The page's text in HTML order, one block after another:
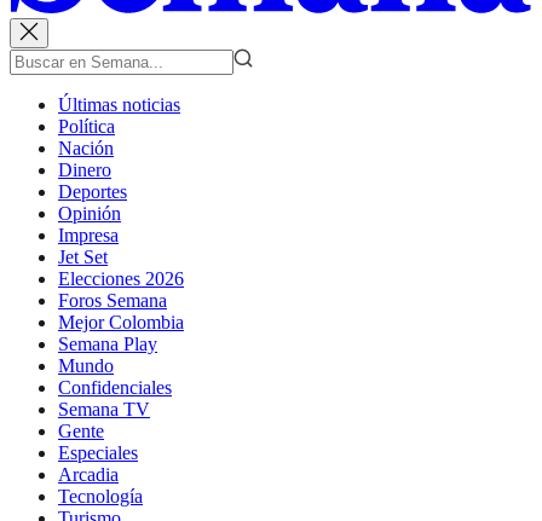
Últimas noticias
Política
Nación
Dinero
Deportes
Opinión
Impresa
Jet Set
Elecciones 2026
Foros Semana
Mejor Colombia
Semana Play
Mundo
Confidenciales
Semana TV
Gente
Especiales
Arcadia
Tecnología